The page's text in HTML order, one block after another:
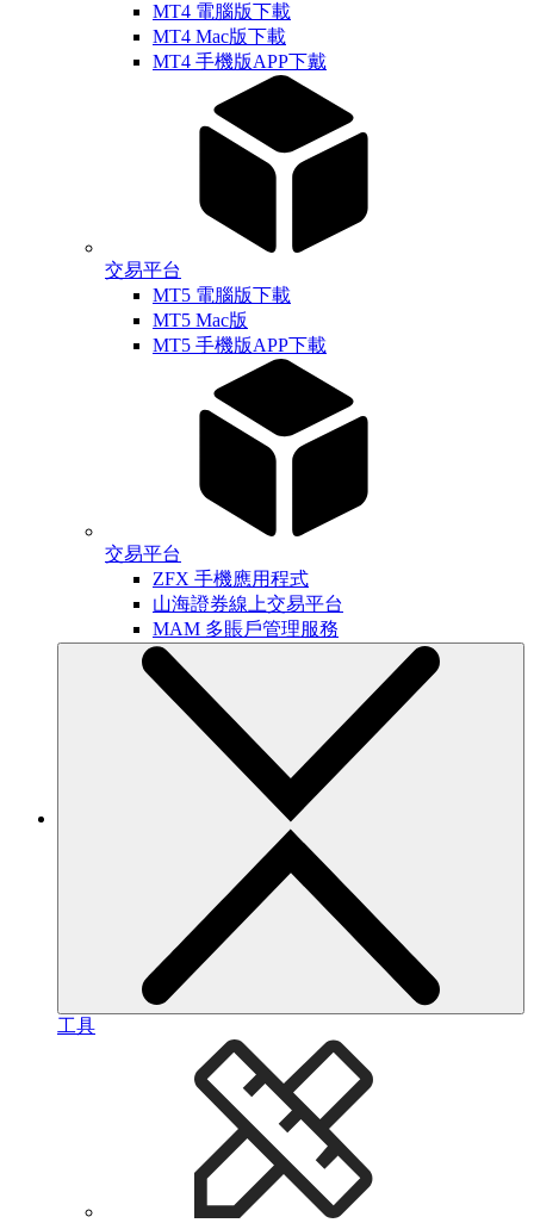
MT4 電腦版下載
MT4 Mac版下載
MT4 手機版APP下戴
交易平台
MT5 電腦版下載
MT5 Mac版
MT5 手機版APP下載
交易平台
ZFX 手機應用程式
山海證券線上交易平台
MAM 多賬戶管理服務
工具